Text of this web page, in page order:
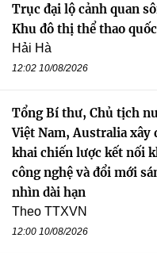
Trục đại lộ cảnh quan
Khu đô thị thể thao
Hải Hà
12:02 10/08/2026
Tổng Bí thư, Chủ tịch
Việt Nam, Australia xây
khai chiến lược kết nối
công nghệ và đổi mới
nhìn dài hạn
Theo TTXVN
12:00 10/08/2026